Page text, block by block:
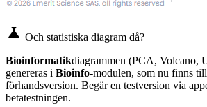
science Och statistiska diagram då?
Bioinformatikdiagrammen (PCA, Volcano,
genereras i Bioinfo-modulen, som nu finns
förhandsversion. Begär en testversion via
betatestningen.